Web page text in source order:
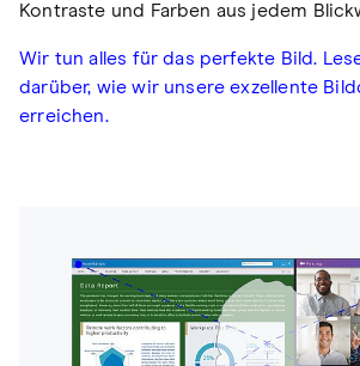
Kontraste und Farben aus jedem
Wir tun alles für das perfekte Bild.
darüber, wie wir unsere exzellente
erreichen.